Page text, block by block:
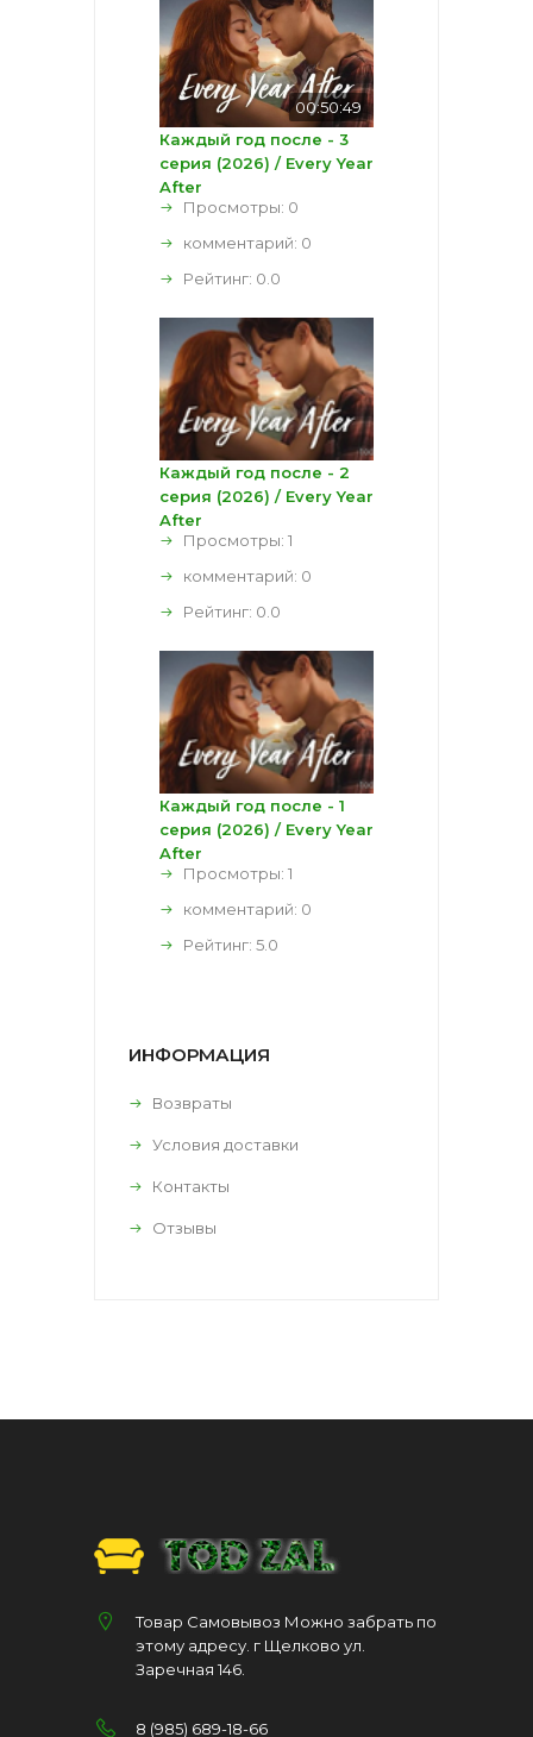
00:50:49
Каждый год после - 3
серия (2026) / Every Year
After
Просмотры: 0
комментарий: 0
Рейтинг: 0.0
Каждый год после - 2
серия (2026) / Every Year
After
Просмотры: 1
комментарий: 0
Рейтинг: 0.0
Каждый год после - 1
серия (2026) / Every Year
After
Просмотры: 1
комментарий: 0
Рейтинг: 5.0
ИНФОРМАЦИЯ
Возвраты
Условия доставки
Контакты
Отзывы
Товар Самовывоз Можно забрать по
этому адресу. г Щелково ул.
Заречная 146.
8 (985) 689-18-66